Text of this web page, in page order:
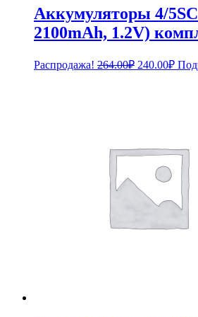
Аккумуляторы 4/
2100mAh, 1.2V)
Распродажа! 264.00₽ 240.00₽